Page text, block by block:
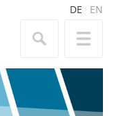
DE EN